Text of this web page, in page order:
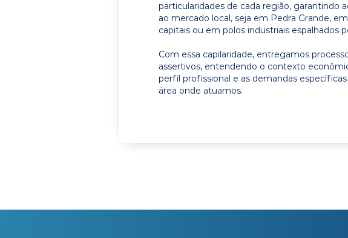
particularidades de cada região, garantindo
ao mercado local, seja em Pedra Grande,
capitais ou em polos industriais espalhados
Com essa capilaridade, entregamos
assertivos, entendendo o contexto
perfil profissional e as demandas
área onde atuamos.